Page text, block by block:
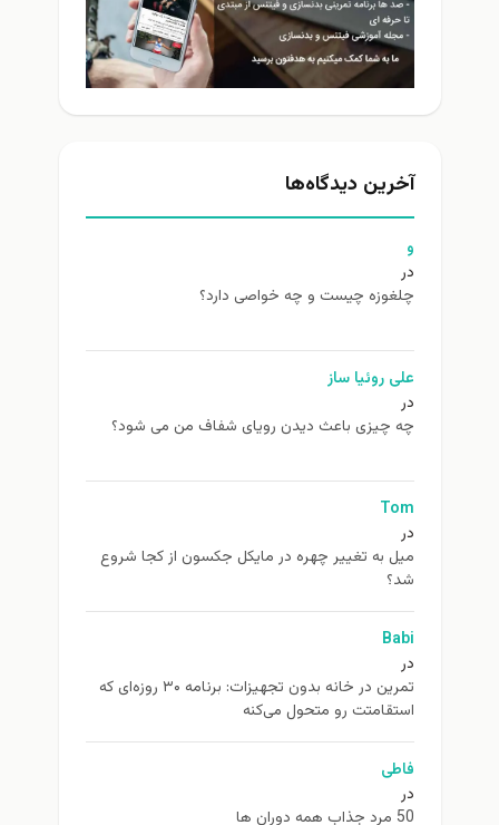
آخرین دیدگاه‌ها
و
در
چلغوزه چیست و چه خواصی دارد؟
علی روئیا ساز
در
چه چیزی باعث دیدن رویای شفاف من می شود؟
Tom
در
ميل به تغيير چهره در مایکل جکسون از كجا شروع
شد؟
Babi
در
تمرین در خانه بدون تجهیزات: برنامه ۳۰ روزه‌ای که
استقامتت رو متحول می‌کنه
فاطی
در
50 مرد جذاب همه دوران ها